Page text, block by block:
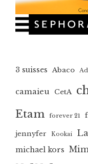
3 suisses Abaco
camaieu CetA
Etam forever 21
jennyfer Kookai
michael kors Mim